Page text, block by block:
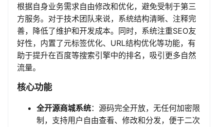
根据自身业务需求自由修改和优化，避免受制于第三
方服务。对于技术团队来说，系统结构清晰、注释完
善，降低了维护和开发成本。同时，系统注重SEO友
好性，内置了元标签优化、URL结构优化等功能，有
助于提升在百度等搜索引擎中的排名，吸引更多自然
流量。
核心功能
全开源商城系统：源码完全开放，无任何加密限
制，支持用户自由查看、修改和分发，便于二次